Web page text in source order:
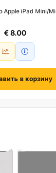
Apple iPad Mini/
€ 8.00
в корзину